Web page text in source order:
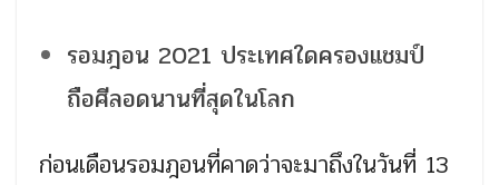
รอมฎอน 2021 ประเทศใดครองแชมป์
ถือศีลอดนานที่สุดในโลก
ก่อนเดือนรอมฎอนที่คาดว่าจะมาถึงในวันที่ 13